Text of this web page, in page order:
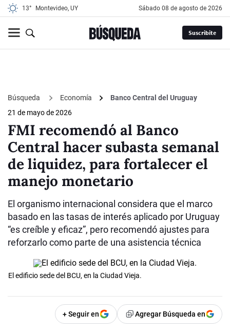
13° Montevideo, UY sábado 08 de agosto de 2026
Suscribite
Búsqueda Economía
Banco Central del Uruguay
21 de mayo de 2026
FMI recomendó al Banco
Central hacer subasta semanal
de liquidez, para fortalecer el
manejo monetario
El organismo internacional considera que el marco
basado en las tasas de interés aplicado por Uruguay
“es creíble y eficaz”, pero recomendó ajustes para
reforzarlo como parte de una asistencia técnica
El edificio sede del BCU, en la Ciudad Vieja.
+ Seguir en Agregar Búsqueda en